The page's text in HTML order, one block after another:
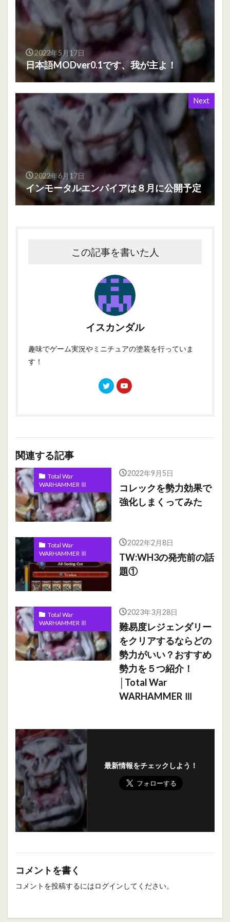
2022年5月17日
日本語MODver0.1です、我が主よ！
Next
2022年6月17日
インモータルエンパイアは８月に公開予定
この記事を書いた人
イスカンダル
趣味でゲーム実況やミニチュアの塗装を行っていま
す！
関連する記事
Total War
WARHAMMER Ⅲ
2022年9月5日
コレックを勢力効果で
強化しまくってみた
Total War
WARHAMMER Ⅲ
2022年2月8日
TW:WH3の発売前の話
題①
Total War
WARHAMMER Ⅲ
2023年3月28日
難易度レジェンダリー
をクリアするならどの
勢力がいい？おすすめ
勢力を５つ紹介！
│Total War
WARHAMMER Ⅲ
最新情報をチェックしよう！
コメントを書く
コメントを投稿するにはログイン してください。